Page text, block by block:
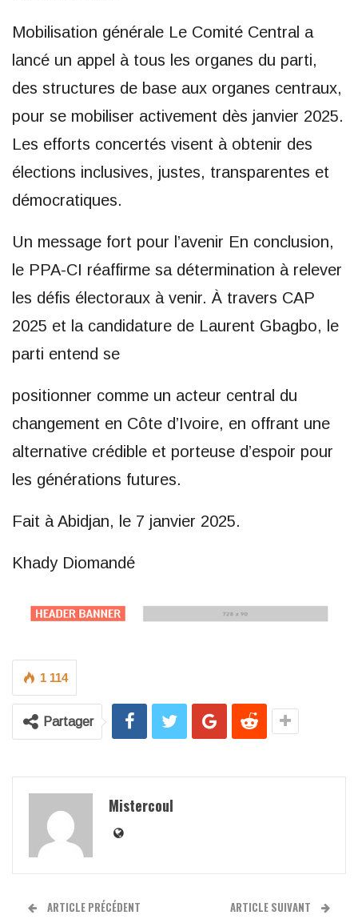
Mobilisation générale Le Comité Central a
lancé un appel à tous les organes du parti,
des structures de base aux organes centraux,
pour se mobiliser activement dès janvier 2025.
Les efforts concertés visent à obtenir des
élections inclusives, justes, transparentes et
démocratiques.
Un message fort pour l’avenir En conclusion,
le PPA-CI réaffirme sa détermination à relever
les défis électoraux à venir. À travers CAP
2025 et la candidature de Laurent Gbagbo, le
parti entend se
positionner comme un acteur central du
changement en Côte d’Ivoire, en offrant une
alternative crédible et porteuse d’espoir pour
les générations futures.
Fait à Abidjan, le 7 janvier 2025.
Khady Diomandé
1 114
Partager
Mistercoul
ARTICLE PRÉCÉDENT ARTICLE SUIVANT